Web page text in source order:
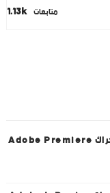
1.13k متابعات
تحميل أدوبي بريمير مفعل بالكراك Adobe Premiere